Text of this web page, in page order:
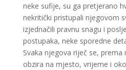
neke sufije, su ga pretjerano
nekritički pristupali njegovom
izjednačili pravnu snagu i
postupaka, neke sporedne
Svaka njegova riječ se,
obzira na mjesto, vrijeme i